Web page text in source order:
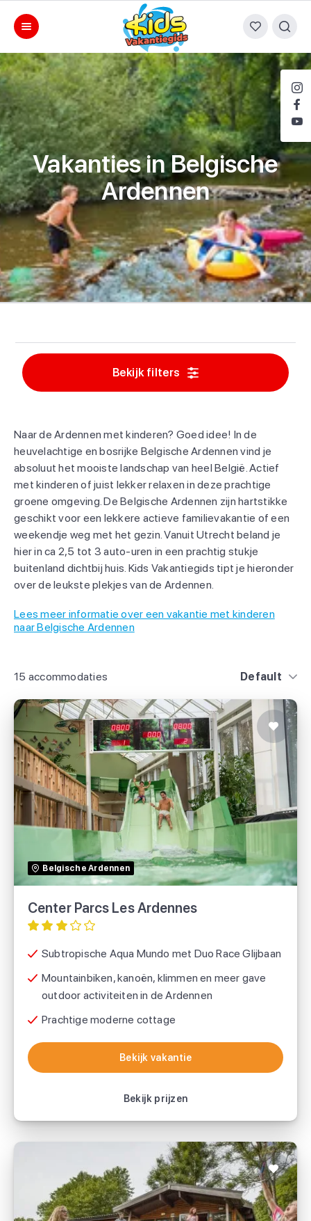
Vakanties in Belgische
Ardennen
Bekijk filters
15 accommodaties Default
Belgische Ardennen
Center Parcs Les Ardennes
Subtropische Aqua Mundo met Duo Race Glijbaan
Mountainbiken, kanoën, klimmen en meer gave
outdoor activiteiten in de Ardennen
Prachtige moderne cottage
Bekijk vakantie
Bekijk prijzen
Center Parcs Les Ardennes
TUI
Voordeeluitjes.nl
Bekijk vakantie
Naar de Ardennen met kinderen? Goed idee! In de
heuvelachtige en bosrijke Belgische Ardennen vind je
absoluut het mooiste landschap van heel België. Actief
met kinderen of juist lekker relaxen in deze prachtige
groene omgeving. De Belgische Ardennen zijn hartstikke
geschikt voor een lekkere actieve familievakantie of een
weekendje weg met het gezin. Vanuit Utrecht beland je
hier in ca 2,5 tot 3 auto-uren in een prachtig stukje
buitenland dichtbij huis. Kids Vakantiegids tipt je hieronder
over de leukste plekjes van de Ardennen.
Lees meer informatie over een vakantie met kinderen
naar Belgische Ardennen